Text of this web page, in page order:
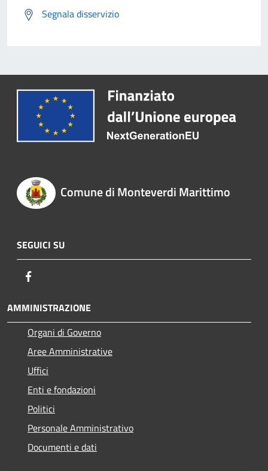
Segnala disservizio
Comune di Monteverdi Marittimo
SEGUICI SU
AMMINISTRAZIONE
Organi di Governo
Aree Amministrative
Uffici
Enti e fondazioni
Politici
Personale Amministrativo
Documenti e dati